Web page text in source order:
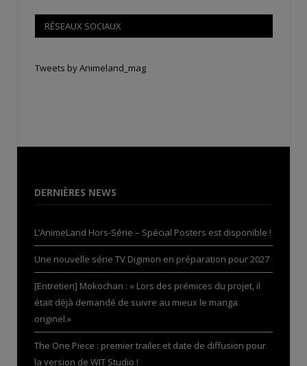
RÉSEAUX SOCIAUX
Tweets by Animeland_mag
DERNIÈRES NEWS
L’AnimeLand Hors-Série – Spécial Posters est disponible !
Une nouvelle série TV Digimon en préparation pour 2027
[Entretien] Mokochan : « Lors des prémices du projet, il
était déjà demandé de suivre au mieux le manga
originel.»
The One Piece : premier trailer et date de diffusion pour
la version de WIT Studio !